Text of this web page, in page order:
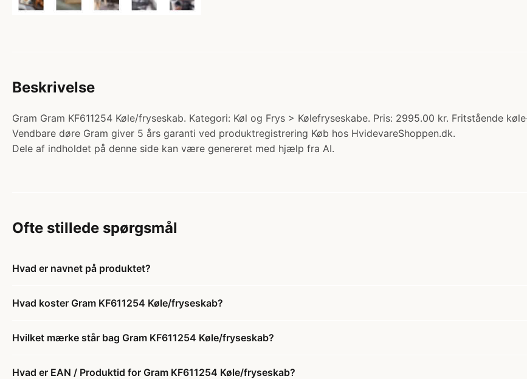
Beskrivelse
Gram Gram KF611254 Køle/fryseskab. Kategori: Køl og Frys > Kølefryseskabe. Pris: 2995.00 kr. Fritstående
Vendbare døre Gram giver 5 års garanti ved produktregistrering Køb hos HvidevareShoppen.dk.
Dele af indholdet på denne side kan være genereret med hjælp fra AI.
Ofte stillede spørgsmål
Hvad er navnet på produktet?
Hvad koster Gram KF611254 Køle/fryseskab?
Hvilket mærke står bag Gram KF611254 Køle/fryseskab?
Hvad er EAN / Produktid for Gram KF611254 Køle/fryseskab?